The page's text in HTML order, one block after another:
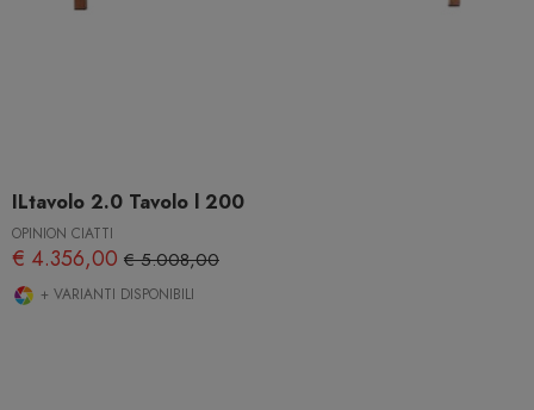
ILtavolo 2.0 Tavolo l 200
OPINION CIATTI
€ 4.356,00 € 5.008,00
+ VARIANTI DISPONIBILI